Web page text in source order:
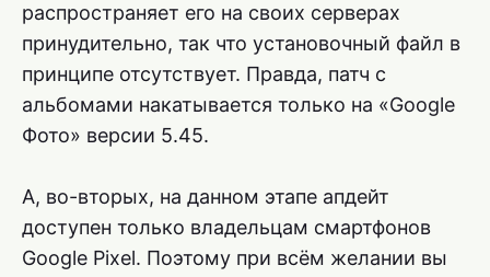
распространяет его на своих серверах
принудительно, так что установочный файл в
принципе отсутствует. Правда, патч с
альбомами накатывается только на «Google
Фото» версии 5.45.
А, во-вторых, на данном этапе апдейт
доступен только владельцам смартфонов
Google Pixel. Поэтому при всём желании вы